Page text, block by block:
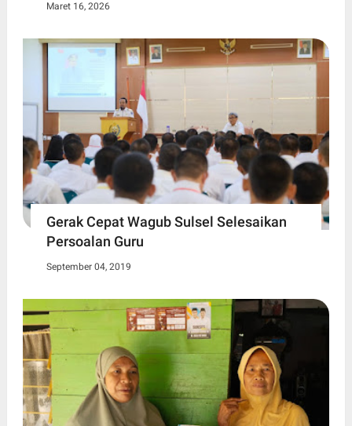
Maret 16, 2026
Gerak Cepat Wagub Sulsel Selesaikan
Persoalan Guru
September 04, 2019